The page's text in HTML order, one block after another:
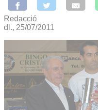
Redacció
dl., 25/07/2011